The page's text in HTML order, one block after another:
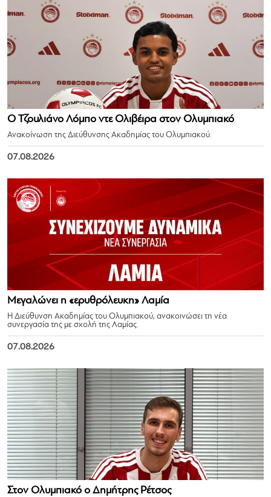
Ο Τζουλιάνο Λόμπο ντε Ολιβέιρα στον Ολυμπιακό
Ανακοίνωση της Διεύθυνσης Ακαδημίας του Ολυμπιακού.
07.08.2026
Μεγαλώνει η «ερυθρόλευκη» Λαμία
Η Διεύθυνση Ακαδημίας του Ολυμπιακού, ανακοινώσει τη νέα
συνεργασία της με σχολή της Λαμίας.
07.08.2026
Στον Ολυμπιακό ο Δημήτρης Ρέτσος